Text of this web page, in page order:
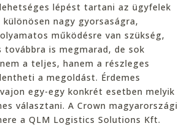
lépést tartani az ügyfelek
különösen nagy gyorsaságra,
működésre van szükség,
is megmarad, de sok
a teljes, hanem a részleges
a megoldást. Érdemes
egy-egy konkrét esetben melyik
választani. A Crown magyarországi
a QLM Logistics Solutions Kft.